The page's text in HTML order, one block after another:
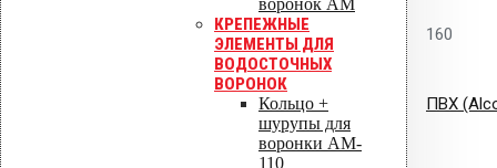
КРЕПЕЖНЫЕ
ЭЛЕМЕНТЫ ДЛЯ
ВОДОСТОЧНЫХ
ВОРОНОК
Кольцо +
шурупы для
воронки AM-
110
Сечение, мм 160
Фланец ПВХ